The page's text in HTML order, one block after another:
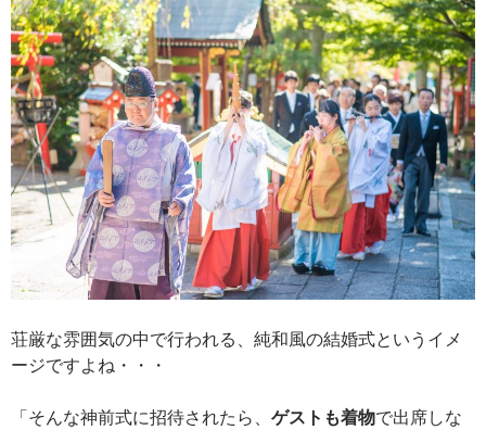
荘厳な雰囲気の中で行われる、純和風の結婚式というイメ
ージですよね・・・
「そんな神前式に招待されたら、 ゲストも着物で出席しな